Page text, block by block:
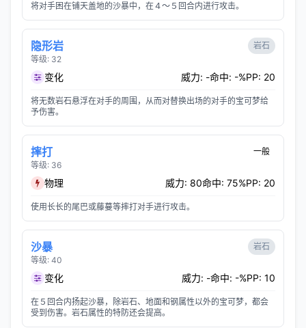
将对手困在铺天盖地的沙暴中，在４～５回合内进行攻击。
隐形岩
等级: 32
岩石
变化 威力: -命中: -%PP: 20
将无数岩石悬浮在对手的周围，从而对替换出场的对手的宝可梦给
予伤害。
摔打
等级: 36
一般
物理 威力: 80命中: 75%PP: 20
使用长长的尾巴或藤蔓等摔打对手进行攻击。
沙暴
等级: 40
岩石
变化 威力: -命中: -%PP: 10
在５回合内扬起沙暴，除岩石、地面和钢属性以外的宝可梦，都会
受到伤害。岩石属性的特防还会提高。